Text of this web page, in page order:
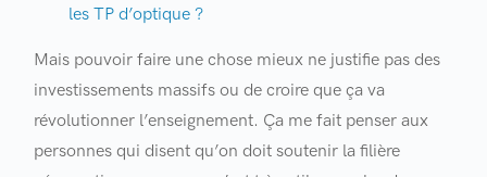
les TP d’optique ?
Mais pouvoir faire une chose mieux ne justifie pas des
investissements massifs ou de croire que ça va
révolutionner l’enseignement. Ça me fait penser aux
personnes qui disent qu’on doit soutenir la filière